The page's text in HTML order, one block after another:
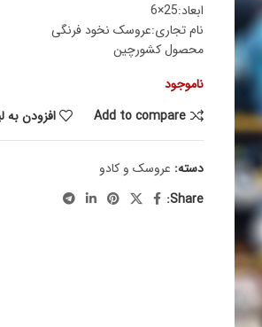
ابعاد:25×6
نام تجاری:عروسک نخود فرنگی
محصول کشورچین
ناموجود
Add to compare
افزودن
دسته: عروسک و کادو
Share: